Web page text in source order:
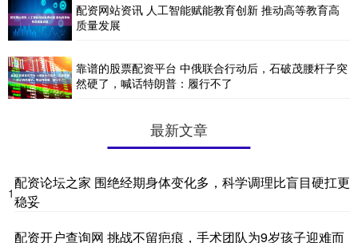
配资网站资讯 人工智能赋能教育创新 推动高等教育高
质量发展
靠谱的股票配资平台 中俄联合行动后，石破茂腰杆子突
然硬了，喊话特朗普：履行不了
最新文章
1
配资论坛之家 围绝经期身体变化多，科学调理比盲目硬扛更
稳妥
配资开户查询网 挑战不留疤痕，手术团队为9岁孩子迎难而